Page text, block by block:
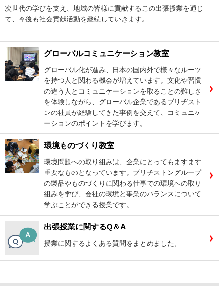
次世代の学びを支え、地域の皆様に貢献するこの出張授業を通じ
て、今後も社会貢献活動を継続していきます。
グローバルコミュニケーション教室
グローバル化が進み、日本の国内外で様々なルーツ
を持つ人と関わる機会が増えています。文化や習慣
の違う人とコミュニケーションを取ることの難しさ
を体験しながら、グローバル企業であるブリヂスト
ンの社員が経験してきた事例を交えて、コミュニケ
ーションのポイントを学びます。
環境ものづくり教室
環境問題への取り組みは、企業にとってもますます
重要なものとなっています。ブリヂストングループ
の製品やものづくりに関わる仕事での環境への取り
組みを学び、会社の環境と事業のバランスについて
学ぶことができる授業です。
出張授業に関するQ＆A
授業に関するよくある質問をまとめました。